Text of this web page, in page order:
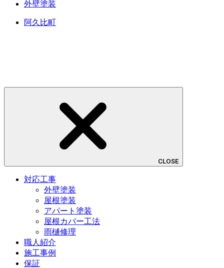
外壁塗装
阿久比町
CLOSE
対応工事
外壁塗装
屋根塗装
アパート塗装
屋根カバー工法
雨樋修理
職人紹介
施工事例
保証